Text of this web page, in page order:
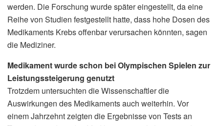
werden. Die Forschung wurde später eingestellt, da eine
Reihe von Studien festgestellt hatte, dass hohe Dosen des
Medikaments Krebs offenbar verursachen könnten, sagen
die Mediziner.
Medikament wurde schon bei Olympischen Spielen zur
Leistungssteigerung genutzt
Trotzdem untersuchten die Wissenschaftler die
Auswirkungen des Medikaments auch weiterhin. Vor
einem Jahrzehnt zeigten die Ergebnisse von Tests an